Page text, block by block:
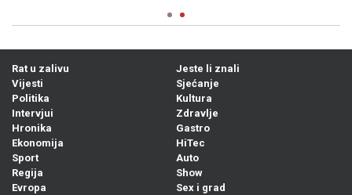
Rat u zalivu
Vijesti
Politika
Intervjui
Hronika
Ekonomija
Sport
Regija
Evropa
Jeste li znali
Sjećanje
Kultura
Zdravlje
Gastro
HiTec
Auto
Show
Sex i grad